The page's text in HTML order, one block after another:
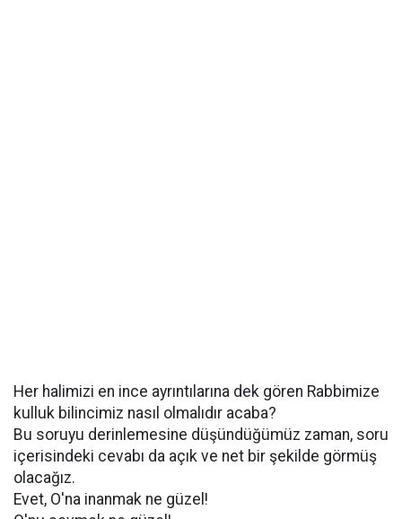
Her halimizi en ince ayrıntılarına dek gören Rabbimize
kulluk bilincimiz nasıl olmalıdır acaba?
Bu soruyu derinlemesine düşündüğümüz zaman, soru
içerisindeki cevabı da açık ve net bir şekilde görmüş
olacağız.
Evet, O'na inanmak ne güzel!